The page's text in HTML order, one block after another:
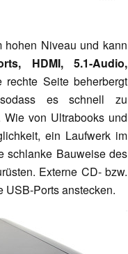
Niveau und kann
HDMI, 5.1-Audio,
rechte Seite beherbergt
es schnell zu
von Ultrabooks und
ein Laufwerk im
schlanke Bauweise des
Externe CD- bzw.
USB-Ports anstecken.